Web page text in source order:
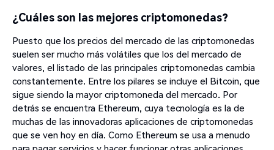
¿Cuáles son las mejores criptomonedas?
Puesto que los precios del mercado de las criptomonedas
suelen ser mucho más volátiles que los del mercado de
valores, el listado de las principales criptomonedas cambia
constantemente. Entre los pilares se incluye el Bitcoin, que
sigue siendo la mayor criptomoneda del mercado. Por
detrás se encuentra Ethereum, cuya tecnología es la de
muchas de las innovadoras aplicaciones de criptomonedas
que se ven hoy en día. Como Ethereum se usa a menudo